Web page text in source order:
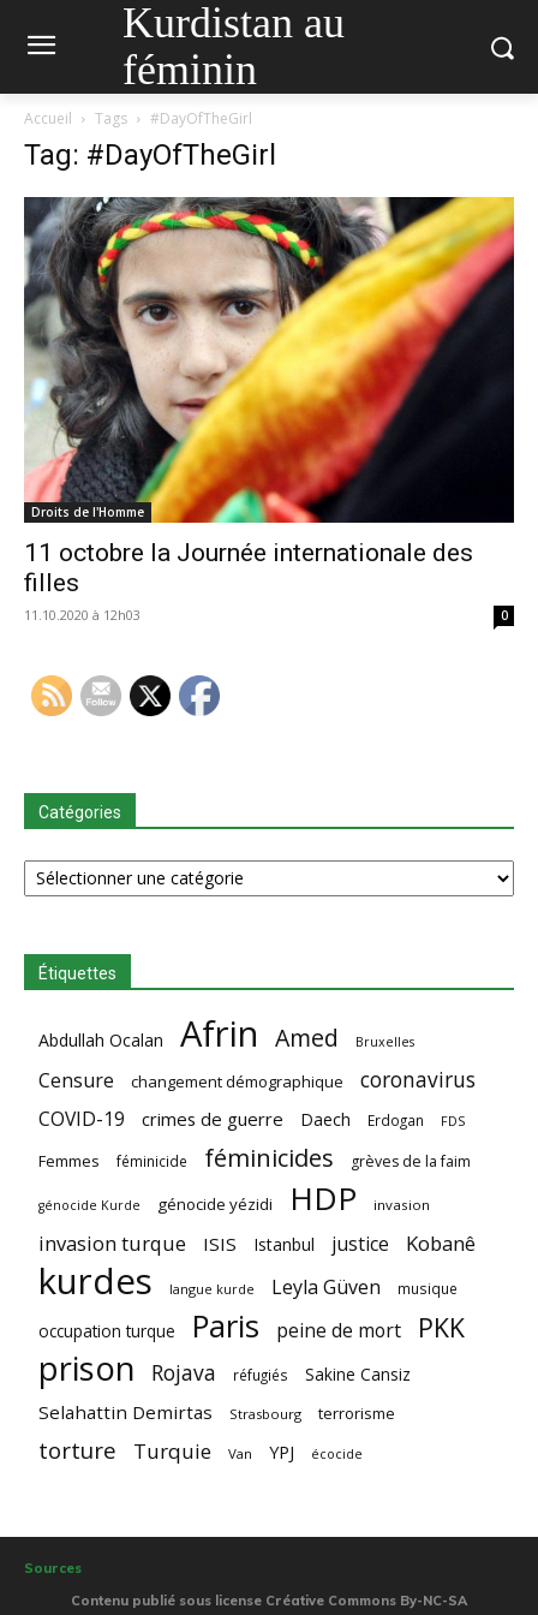
Kurdistan au
féminin
Accueil Tags #DayOfTheGirl
Tag: #DayOfTheGirl
Droits de l'Homme
11 octobre la Journée internationale des
filles
11.10.2020 à 12h03 0
Catégories
Catégories
Étiquettes
Abdullah Ocalan Afrin Amed Bruxelles
Censure changement démographique coronavirus
COVID-19 crimes de guerre Daech Erdogan FDS
Femmes féminicide féminicides grèves de la faim
génocide Kurde génocide yézidi HDP invasion
invasion turque ISIS Istanbul justice Kobanê
kurdes langue kurde Leyla Güven musique
occupation turque Paris peine de mort PKK
prison Rojava réfugiés Sakine Cansiz
Selahattin Demirtas Strasbourg terrorisme
torture Turquie Van YPJ écocide
Sources
Contenu publié sous license Créative Commons By-NC-SA